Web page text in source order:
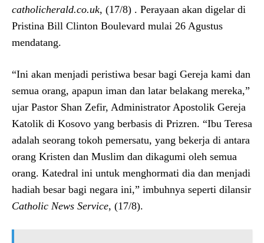
catholicherald.co.uk, (17/8) . Perayaan akan digelar di
Pristina Bill Clinton Boulevard mulai 26 Agustus
mendatang.
“Ini akan menjadi peristiwa besar bagi Gereja kami dan
semua orang, apapun iman dan latar belakang mereka,”
ujar Pastor Shan Zefir, Administrator Apostolik Gereja
Katolik di Kosovo yang berbasis di Prizren. “Ibu Teresa
adalah seorang tokoh pemersatu, yang bekerja di antara
orang Kristen dan Muslim dan dikagumi oleh semua
orang. Katedral ini untuk menghormati dia dan menjadi
hadiah besar bagi negara ini,” imbuhnya seperti dilansir
Catholic News Service, (17/8).